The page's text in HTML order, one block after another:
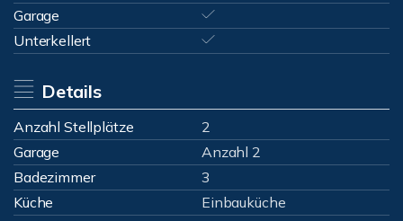
Garage
Unterkellert
Details
Anzahl Stellplätze
2
Garage
Anzahl 2
Badezimmer
3
Küche
Einbauküche